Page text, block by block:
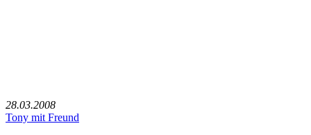
28.03.2008
Tony mit Freund